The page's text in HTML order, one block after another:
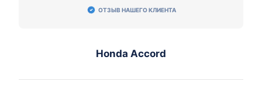
ОТЗЫВ НАШЕГО КЛИЕНТА
Honda Accord